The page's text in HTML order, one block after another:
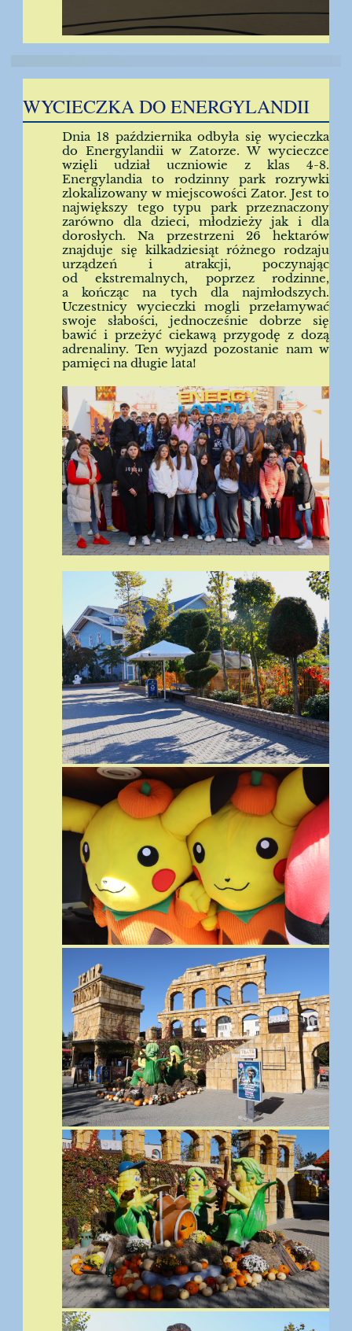
WYCIECZKA DO ENERGYLANDII
Dnia 18 października odbyła się wycieczka
do Energylandii w Zatorze. W wycieczce
wzięli udział uczniowie z klas 4-8.
Energylandia to rodzinny park rozrywki
zlokalizowany w miejscowości Zator. Jest to
największy tego typu park przeznaczony
zarówno dla dzieci, młodzieży jak i dla
dorosłych. Na przestrzeni 26 hektarów
znajduje się kilkadziesiąt różnego rodzaju
urządzeń i atrakcji, poczynając
od ekstremalnych, poprzez rodzinne,
a kończąc na tych dla najmłodszych.
Uczestnicy wycieczki mogli przełamywać
swoje słabości, jednocześnie dobrze się
bawić i przeżyć ciekawą przygodę z dozą
adrenaliny. Ten wyjazd pozostanie nam w
pamięci na długie lata!